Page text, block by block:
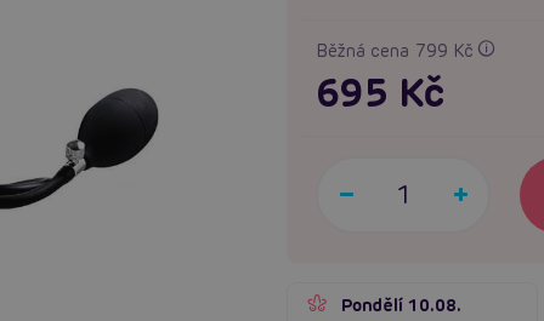
Běžná cena 799 Kč
695 Kč
Pondělí 10.08.